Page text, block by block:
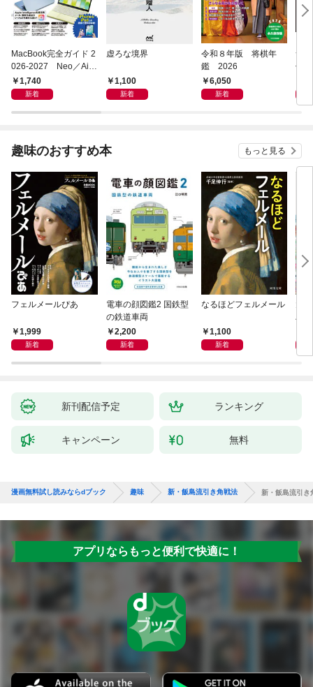
MacBook完全ガイド 2
026-2027 Neo／Air
／Pro対応
1,740
新着
虚ろな境界
1,100
新着
令和８年版 将棋年
鑑 2026
6,050
新着
つ
像
趣味のおすすめ本 もっと見る
フェルメールぴあ
1,999
新着
電車の顔図鑑2 国鉄型
の鉄道車両
2,200
新着
なるほどフェルメール
1,100
新着
ハ
新刊配信予定 ランキング
キャンペーン 無料
漫画無料試し読みならdブック 趣味 新・飯島流引き角戦法 新・飯島流引き
アプリならもっと便利で快適に！